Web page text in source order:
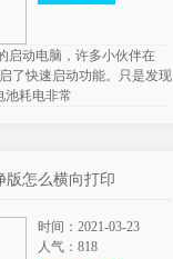
启动电脑，许多小伙伴在
了快速启动功能。只是发现
池耗电非常
版怎么横向打印
时间：2021-03-23
人气：818